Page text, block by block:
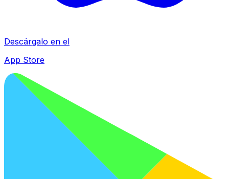
Descárgalo en el
App Store